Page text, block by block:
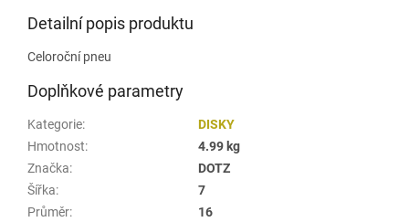
Detailní popis produktu
Celoroční pneu
Doplňkové parametry
Kategorie:
DISKY
Hmotnost:
4.99 kg
Značka:
DOTZ
Šířka:
7
Průměr:
16